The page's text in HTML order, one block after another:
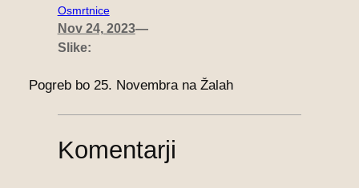
Osmrtnice
Nov 24, 2023—
Slike:
Pogreb bo 25. Novembra na Žalah
Komentarji